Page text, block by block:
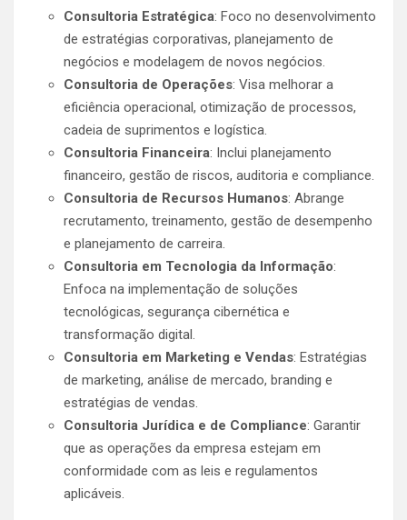
Consultoria Estratégica: Foco no desenvolvimento
de estratégias corporativas, planejamento de
negócios e modelagem de novos negócios.
Consultoria de Operações: Visa melhorar a
eficiência operacional, otimização de processos,
cadeia de suprimentos e logística.
Consultoria Financeira: Inclui planejamento
financeiro, gestão de riscos, auditoria e compliance.
Consultoria de Recursos Humanos: Abrange
recrutamento, treinamento, gestão de desempenho
e planejamento de carreira.
Consultoria em Tecnologia da Informação:
Enfoca na implementação de soluções
tecnológicas, segurança cibernética e
transformação digital.
Consultoria em Marketing e Vendas: Estratégias
de marketing, análise de mercado, branding e
estratégias de vendas.
Consultoria Jurídica e de Compliance: Garantir
que as operações da empresa estejam em
conformidade com as leis e regulamentos
aplicáveis.